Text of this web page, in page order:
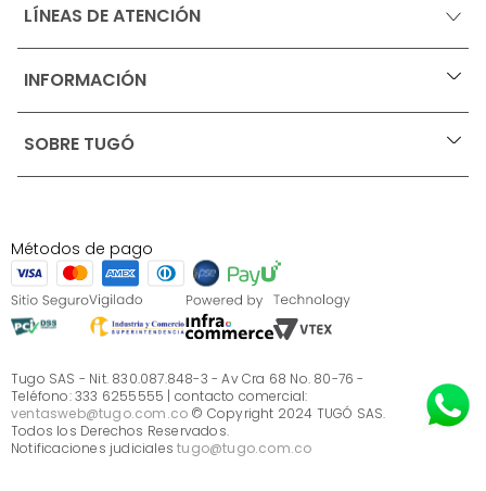
LÍNEAS DE ATENCIÓN
INFORMACIÓN +
Ofertas vigentes
Términos, condiciones y restricciones para productos
S.A.S
Términos, condiciones y restricciones Tugó S.A.S
Instructivo cuidado de muebles
Sé parte de Tugó
¿Quiénes somos?
Servicio al cliente
SOBRE TUGÓ +
¿Quieres vender en Tugó?
Métodos de pago
Tugo SAS - Nit. 830.087.848-3 - Av Cra 68 No. 80-76 -
Teléfono: 333 6255555 | contacto comercial:
ventasweb@tugo.com.co © Copyright 2024 TUGÓ SAS.
Todos los Derechos Reservados.
Notificaciones judicialestugo@tugo.com.co